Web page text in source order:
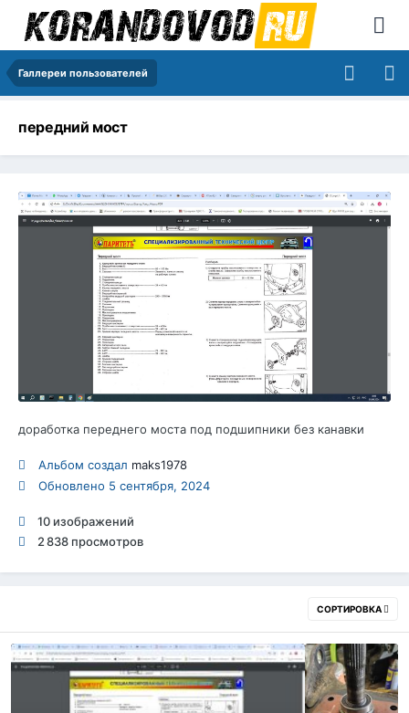
Галлереи пользователей
передний мост
доработка переднего моста под подшипники без канавки
Альбом создал maks1978
Обновлено 5 сентября, 2024
10 изображений
2 838 просмотров
СОРТИРОВКА